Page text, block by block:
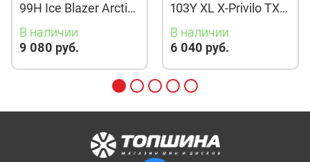
99H Ice Blazer Arctic
Evo TL
В наличии
9 080 руб.
103Y XL X-Privilo TX3
TL
В наличии
6 040 руб.